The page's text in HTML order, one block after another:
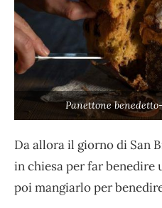
Panettone
Da allora il giorno di San
in chiesa per far benedire
poi mangiarlo per